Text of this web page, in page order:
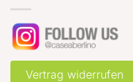
Vertrag widerrufen